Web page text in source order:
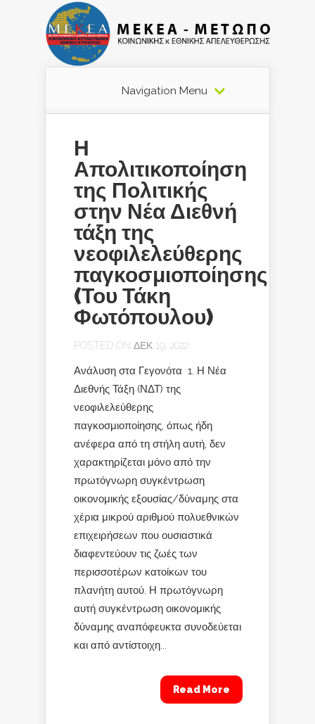
Navigation Menu
Η
Απολιτικοποίηση
της Πολιτικής
στην Νέα Διεθνή
τάξη της
νεοφιλελεύθερης
παγκοσμιοποίησης
(Του Τάκη
Φωτόπουλου)
POSTED ON ΔΕΚ 19, 2022
Ανάλυση στα Γεγονότα 1. Η Νέα
Διεθνής Τάξη (ΝΔΤ) της
νεοφιλελεύθερης
παγκοσμιοποίησης, όπως ήδη
ανέφερα από τη στήλη αυτή, δεν
χαρακτηρίζεται μόνο από την
πρωτόγνωρη συγκέντρωση
οικονομικής εξουσίας/δύναμης στα
χέρια μικρού αριθμού πολυεθνικών
επιχειρήσεων που ουσιαστικά
διαφεντεύουν τις ζωές των
περισσοτέρων κατοίκων του
πλανήτη αυτού. Η πρωτόγνωρη
αυτή συγκέντρωση οικονομικής
δύναμης αναπόφευκτα συνοδεύεται
και από αντίστοιχη...
Read More